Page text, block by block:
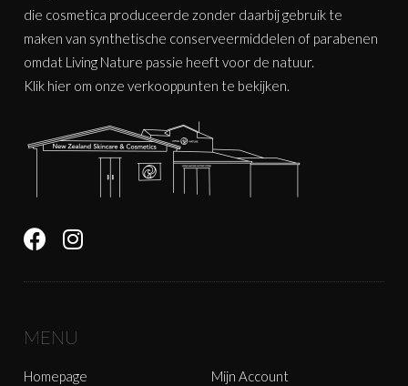
die cosmetica produceerde zonder daarbij gebruik te
maken van synthetische conserveermiddelen of parabenen
omdat Living Nature passie heeft voor de natuur.
Klik hier om onze verkooppunten te bekijken.
MENU
Homepage
Mijn Account